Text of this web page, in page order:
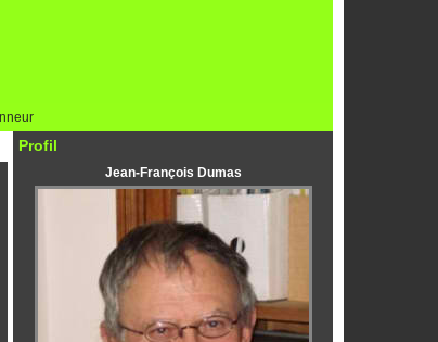
Profil
Jean-François Dumas